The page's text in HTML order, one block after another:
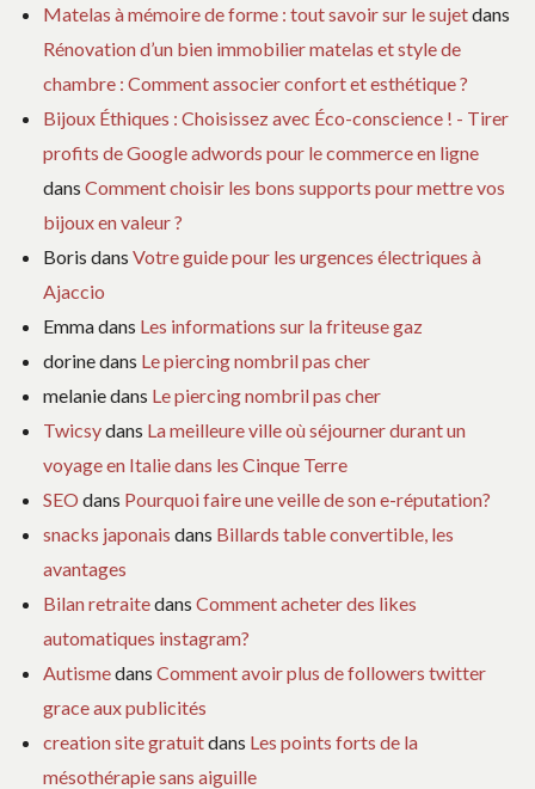
Matelas à mémoire de forme : tout savoir sur le sujetdans
Rénovation d’un bien immobilier matelas et style de
chambre : Comment associer confort et esthétique ?
Bijoux Éthiques : Choisissez avec Éco-conscience ! - Tirer
profits de Google adwords pour le commerce en ligne
dans Comment choisir les bons supports pour mettre vos
bijoux en valeur ?
Boris dans Votre guide pour les urgences électriques à
Ajaccio
Emmadans Les informations sur la friteuse gaz
dorinedans Le piercing nombril pas cher
melaniedans Le piercing nombril pas cher
Twicsydans La meilleure ville où séjourner durant un
voyage en Italie dans les Cinque Terre
SEO dans Pourquoi faire une veille de son e-réputation?
snacks japonais dans Billards table convertible, les
avantages
Bilan retraitedans Comment acheter des likes
automatiques instagram?
Autismedans Comment avoir plus de followers twitter
grace aux publicités
creation site gratuitdans Les points forts de la
mésothérapie sans aiguille